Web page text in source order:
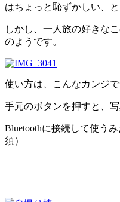
はちょっと恥ずかしい、
しかし、一人旅の好きな
のようです。
使い方は、こんなカンジで
手元のボタンを押すと、写
Bluetoothに接続して使う
須）